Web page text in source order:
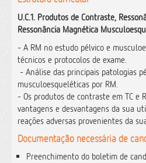
U.C.1. Produtos de Contraste,
Ressonância Magnética
- A RM no estudo pélvico e
técnicos e protocolos de exame.
- Análise das principais patologias
musculoesqueléticas por RM.
- Os produtos de contraste em TC e
vantagens e desvantagens da sua
reações adversas provenientes da
Documentação necessária de
Preenchimento do boletim de